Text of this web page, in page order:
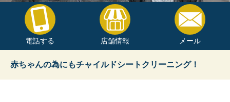
電話する 店舗情報 メール
赤ちゃんの為にもチャイルドシートクリーニング！